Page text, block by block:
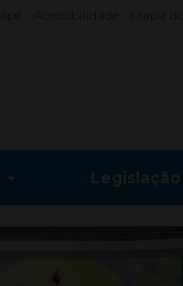
Legislação